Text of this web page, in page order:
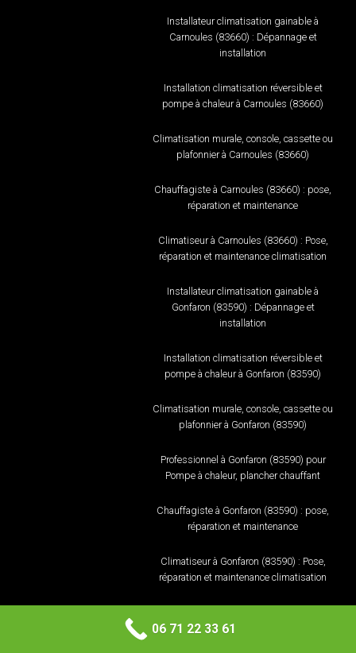
Installateur climatisation gainable à
Carnoules (83660) : Dépannage et
installation
Installation climatisation réversible et
pompe à chaleur à Carnoules (83660)
Climatisation murale, console, cassette ou
plafonnier à Carnoules (83660)
Chauffagiste à Carnoules (83660) : pose,
réparation et maintenance
Climatiseur à Carnoules (83660) : Pose,
réparation et maintenance climatisation
Installateur climatisation gainable à
Gonfaron (83590) : Dépannage et
installation
Installation climatisation réversible et
pompe à chaleur à Gonfaron (83590)
Climatisation murale, console, cassette ou
plafonnier à Gonfaron (83590)
Professionnel à Gonfaron (83590) pour
Pompe à chaleur, plancher chauffant
Chauffagiste à Gonfaron (83590) : pose,
réparation et maintenance
Climatiseur à Gonfaron (83590) : Pose,
réparation et maintenance climatisation
plafonnier à Luc (83340)
06 71 22 33 61